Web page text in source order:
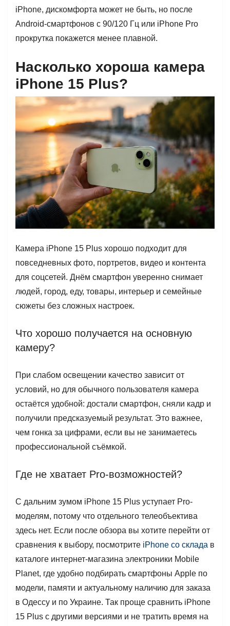
iPhone, дискомфорта может не быть, но после
Android-смартфонов с 90/120 Гц или iPhone Pro
прокрутка покажется менее плавной.
Насколько хороша камера
iPhone 15 Plus?
Камера iPhone 15 Plus хорошо подходит для
повседневных фото, портретов, видео и контента
для соцсетей. Днём смартфон уверенно снимает
людей, город, еду, товары, интерьер и семейные
сюжеты без сложных настроек.
Что хорошо получается на основную
камеру?
При слабом освещении качество зависит от
условий, но для обычного пользователя камера
остаётся удобной: достали смартфон, сняли кадр и
получили предсказуемый результат. Это важнее,
чем гонка за цифрами, если вы не занимаетесь
профессиональной съёмкой.
Где не хватает Pro-возможностей?
С дальним зумом iPhone 15 Plus уступает Pro-
моделям, потому что отдельного телеобъектива
здесь нет. Если после обзора вы хотите перейти от
сравнения к выбору, посмотрите iPhone со склада в
каталоге интернет-магазина электроники Mobile
Planet, где удобно подбирать смартфоны Apple по
модели, памяти и актуальному наличию для заказа
в Одессу и по Украине. Так проще сравнить iPhone
15 Plus с другими версиями и не тратить время на